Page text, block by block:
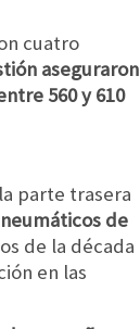
cuatro
aseguraron
560 y 610
parte trasera
de
de la década
en las